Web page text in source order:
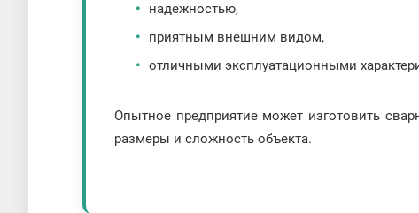
надежностью,
приятным внешним видом,
отличными эксплуатационными
Опытное предприятие может изготовить
размеры и сложность объекта.